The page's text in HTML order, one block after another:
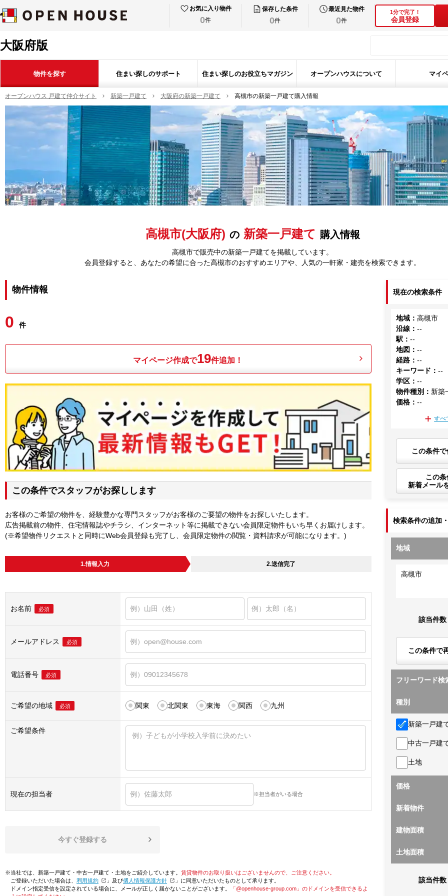
お気に入り物件
0件
保存した条件
0件
最近見た物件
0件
1分で完了！
会員登録
大阪府版
物件を探す 住まい探しのサポート 住まい探しのお役立ちマガジン オープンハウスについて マイ
オープンハウス 戸建て仲介サイト 新築一戸建て 大阪府の新築一戸建て 高槻市の新築一戸建て購入情報
高槻市(大阪府) の 新築一戸建て 購入情報
高槻市で販売中の新築一戸建てを掲載しています。
会員登録すると、あなたの希望に合った高槻市のおすすめエリアや、人気の一軒家・建売を検索できます。
物件情報
0 件
マイページ作成で19件追加！
この条件でスタッフがお探しします
お客様のご希望の物件を、経験豊かな専門スタッフがお客様のご要望の物件をお探しいたします。
広告掲載前の物件、住宅情報誌やチラシ、インターネット等に掲載できない会員限定物件もいち早くお届けします。
(※希望物件リクエストと同時にWeb会員登録も完了し、会員限定物件の閲覧・資料請求が可能になります。)
1.情報入力 2.送信完了
お名前 必須
メールアドレス 必須
電話番号 必須
ご希望の地域 必須 関東 北関東 東海 関西 九州
ご希望条件
現在の担当者 ※担当者がいる場合
今すぐ登録する
※当社では、新築一戸建て・中古一戸建て・土地をご紹介しています。 賃貸物件のお取り扱いはございませんので、ご注意ください。
ご登録いただいた場合は、「利用規約 」及び「個人情報保護方針
」に同意いただいたものとして承ります。
ドメイン指定受信を設定されている場合に、メールが正しく届かないことがございます。
「@openhouse-group.com」のドメインを受信できるよ
現在の検索条件
地域 ：高槻市
沿線 ：--
駅 ：--
地図 ：--
経路 ：--
キーワード ：--
学区 ：--
物件種別 ： 新築
価格 ：--
すべ
この条件
この
新着メール
検索条件の追加
地域
高槻市
該当件数
この条件で
フリーワード検
種別
新築一戸建
中古一戸建
土地
価格
新着物件
建物面積
土地面積
該当件数